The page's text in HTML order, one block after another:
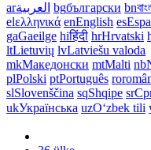
arالعربية bgбългарски bn
elελληνικά enEnglish es
gaGaeilge hiहिंदी hrHrvatski
ltLietuvių lvLatviešu valoda
mkМакедонски mtMalti nb
plPolski ptPortuguês ro
slSlovenščina sqShqipe sr
ukУкраїнська uzOʻzbek tili